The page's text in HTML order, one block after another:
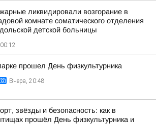
ликвидировали возгорание в
комнате соматического отделения
детской больницы
00:12
прошел День физкультурника
Вчера, 20:48
звёзды и безопасность: как в
прошёл День физкультурника и